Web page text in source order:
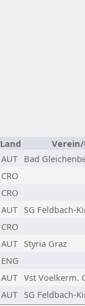
Land
AUT Bad
CRO
CRO
AUT SG Feldbach-
CRO
AUT Styria Graz
ENG
AUT Vst Voelkerm.
AUT SG Feldbach-